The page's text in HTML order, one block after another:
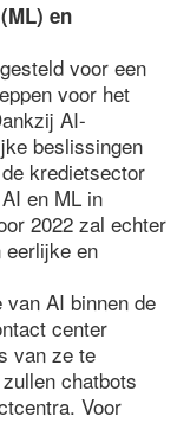
en
voor een
voor het
AI-
beslissingen
kredietsector
en ML in
2022 zal echter
eerlijke en
AI binnen de
center
van ze te
chatbots
Voor